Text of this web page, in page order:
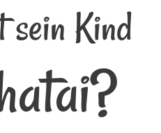
sein Kind